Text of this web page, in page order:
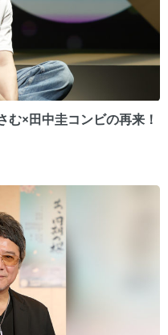
む×田中圭コンビの再来！